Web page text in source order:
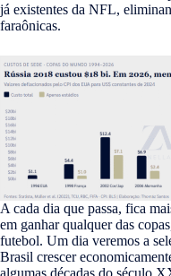
já existentes da NFL,
faraônicas.
A cada dia que passa, fica
em ganhar qualquer das
futebol. Um dia veremos a
Brasil crescer